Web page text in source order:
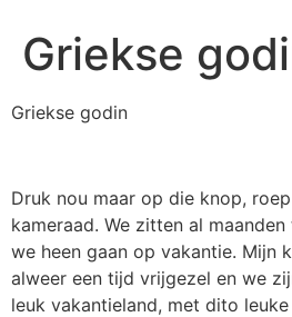
Griekse
Griekse godin
Druk nou maar op die knop,
kameraad. We zitten al
we heen gaan op vakantie. Mijn
alweer een tijd vrijgezel en we
leuk vakantieland, met dito